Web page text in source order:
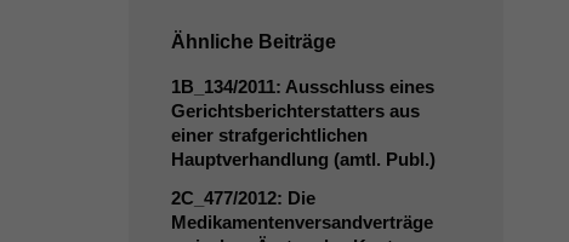
Ähnliche Beiträge
1B_134/2011: Ausschluss eines
Gerichtsberichterstatters aus
einer strafgerichtlichen
Hauptverhandlung (amtl. Publ.)
2C_477/2012: Die
Medikamentenversandverträge